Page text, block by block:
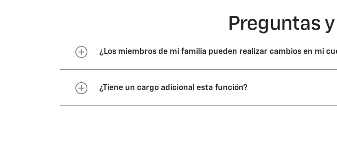
Preguntas
¿Los miembros de mi familia pueden realizar cambios en mi
Un Miembro de familia no tendrá acceso a tu cuenta ni permiso
familia solo tiene acceso al vehículo que compartiste con él y a
¿Tiene un cargo adicional esta función?